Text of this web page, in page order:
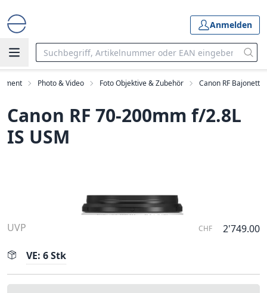
Anmelden
Photo & Video Foto Objektive & Zubehör Canon RF Bajonett
Canon RF 70-200mm f/2.8L
IS USM
UVP CHF 2'749.00
VE: 6 Stk